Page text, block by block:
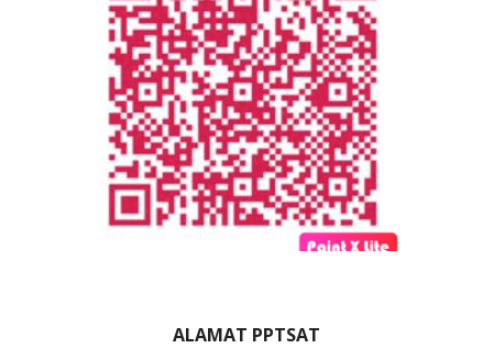
ALAMAT PPTSAT